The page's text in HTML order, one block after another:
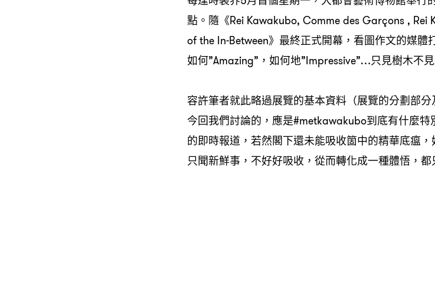
點。隨《Rei Kawakubo, Comme des Garçons ,
of the In-Between》最終正式開幕，看圖作文的媒
如何”Amazing”，如何地”Impressive”…只見樹木不
容許筆者就此略過展覽的基本資料（展覽的分劃部
今回我們討論的，應是#metkawakubo到底有什麼
的即時報道，若然閣下還未能吸收箇中的精華底瘟
只聞新鮮事，不好好吸收，從而轉化成一種體悟，都